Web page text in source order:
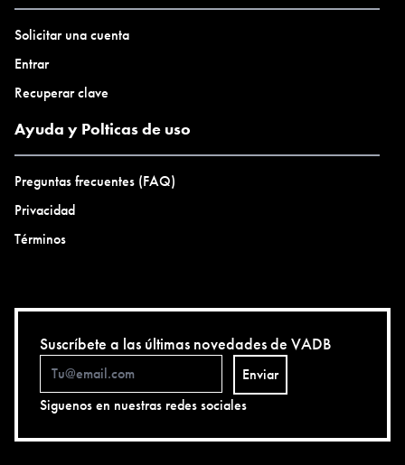
Solicitar una cuenta
Entrar
Recuperar clave
Ayuda y Polticas de uso
Preguntas frecuentes (FAQ)
Privacidad
Términos
Suscríbete a las últimas novedades de VADB
Enviar
Siguenos en nuestras redes sociales